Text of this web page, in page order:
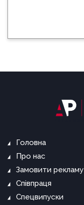
Головна
Про нас
Замовити рекламу
Співпраця
Спецвипуски